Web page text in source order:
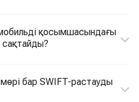
қосымшасындағы
сақтайды?
бар SWIFT-растауды